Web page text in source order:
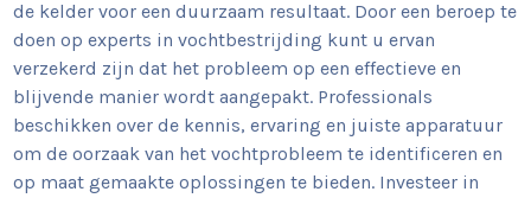
de kelder voor een duurzaam resultaat. Door een beroep te
doen op experts in vochtbestrijding kunt u ervan
verzekerd zijn dat het probleem op een effectieve en
blijvende manier wordt aangepakt. Professionals
beschikken over de kennis, ervaring en juiste apparatuur
om de oorzaak van het vochtprobleem te identificeren en
op maat gemaakte oplossingen te bieden. Investeer in